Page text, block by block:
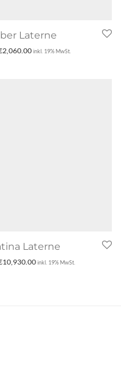
Laterne
2,060.00inkl. 19% MwSt.
Laterne
10,930.00inkl. 19% MwSt.